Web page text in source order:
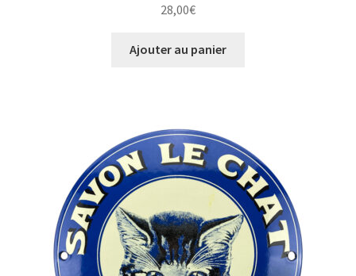
28,00€
Ajouter au panier